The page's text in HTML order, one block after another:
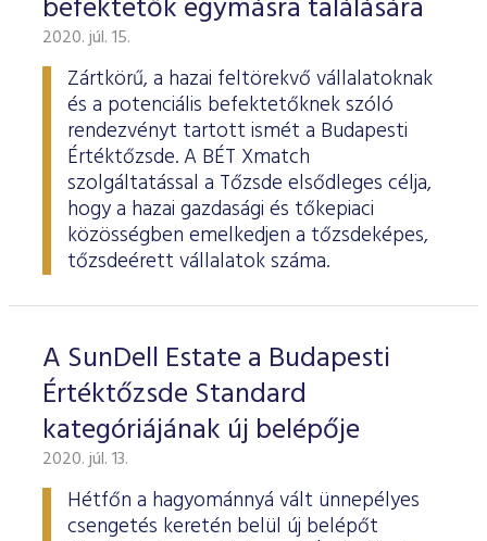
ESG Útmutató
befektetők egymásra találására
2020. júl. 15.
Zártkörű, a hazai feltörekvő vállalatoknak
és a potenciális befektetőknek szóló
rendezvényt tartott ismét a Budapesti
Értéktőzsde. A BÉT Xmatch
szolgáltatással a Tőzsde elsődleges célja,
hogy a hazai gazdasági és tőkepiaci
közösségben emelkedjen a tőzsdeképes,
tőzsdeérett vállalatok száma.
A SunDell Estate a Budapesti
Értéktőzsde Standard
kategóriájának új belépője
2020. júl. 13.
Hétfőn a hagyománnyá vált ünnepélyes
csengetés keretén belül új belépőt